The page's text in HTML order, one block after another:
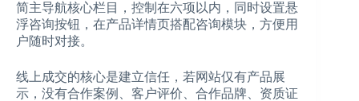
简主导航核心栏目，控制在六项以内，同时设置悬
浮咨询按钮，在产品详情页搭配咨询模块，方便用
户随时对接。
线上成交的核心是建立信任，若网站仅有产品展
示，没有合作案例、客户评价、合作品牌、资质证